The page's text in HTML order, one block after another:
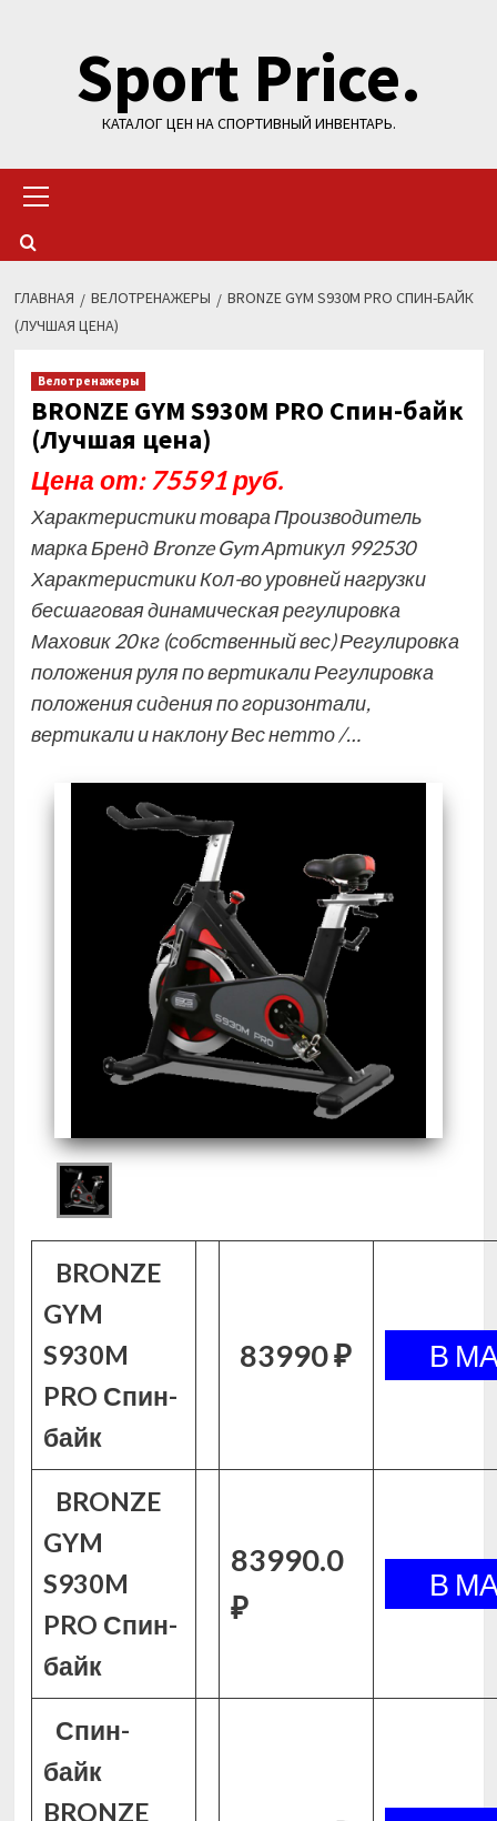
содержимомуSport Price.
КАТАЛОГ ЦЕН НА СПОРТИВНЫЙ ИНВЕНТАРЬ.
меню
ГЛАВНАЯ ВЕЛОТРЕНАЖЕРЫ
BRONZE GYM S930M PRO СПИН-БАЙК
(ЛУЧШАЯ ЦЕНА)
Велотренажеры
BRONZE GYM S930M PRO Спин-байк
(Лучшая цена)
Цена от: 75591 руб.
Характеристики товара Производитель
марка Бренд Bronze Gym Артикул 992530
Характеристики Кол-во уровней нагрузки
бесшаговая динамическая регулировка
Маховик 20 кг (собственный вес) Регулировка
положения руля по вертикали Регулировка
положения сидения по горизонтали,
вертикали и наклону Вес нетто /…
BRONZE
GYM
S930M
PRO Спин-
байк
83990 ₽
BRONZE
GYM
S930M
PRO Спин-
байк
83990.0
₽
Спин-
байк
BRONZE